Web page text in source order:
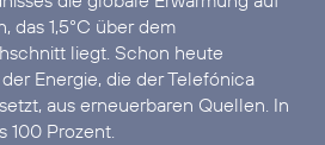
das 1,5°C über dem
liegt. Schon heute
Energie, die der Telefónica
aus erneuerbaren Quellen. In
100 Prozent.